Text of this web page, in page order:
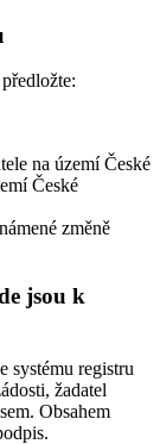
na území České
České
změně
jsou k
systému registru
žadatel
Obsahem